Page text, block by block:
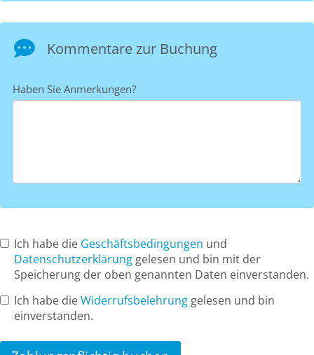
Kommentare zur Buchung
Haben Sie Anmerkungen?
Ich habe die Geschäftsbedingungen und
Datenschutzerklärung gelesen und bin mit der
Speicherung der oben genannten Daten einverstanden.
Ich habe dieWiderrufsbelehrung gelesen und bin
einverstanden.